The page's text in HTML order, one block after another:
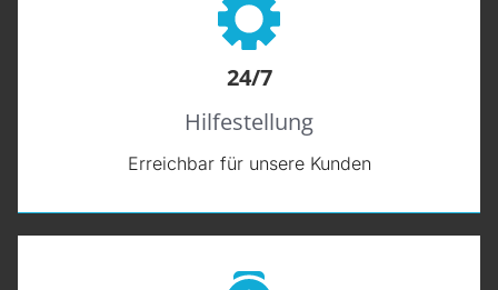
ÜBER UNS
KONTAKT
24/7
Hilfestellung
Erreichbar für unsere Kunden